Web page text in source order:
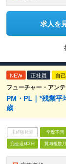
求人を
NEW 正社員 自
フューチャー・アン
PM・PL｜*残業平
歳
未経験歓迎 学歴不問
完全週休2日 賞与複数月